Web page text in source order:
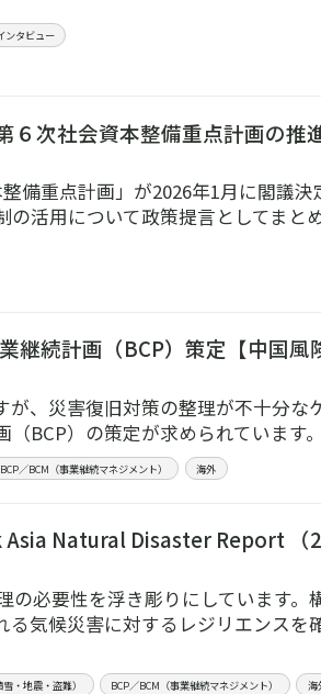
ンタビュー
６次社会資本整備重点計画の推
備重点計画」が2026年1月に閣議決
活用について政策提言としてまと
継続計画（BCP）策定【中国風
、災害復旧対策の整理が不十分な
BCP）の策定が求められています。
BCP／BCM（事業継続マネジメント） 海外
Asia Natural Disaster Report （
の必要性を浮き彫りにしています。
気候災害に対するレジリエンスを
・地震・盗難） BCP／BCM（事業継続マネジメント） 海